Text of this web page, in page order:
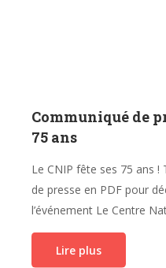
Communiqué de
75 ans
Le CNIP fête ses 75 ans
de presse en PDF pour
l’événement Le Centre
Lire plus